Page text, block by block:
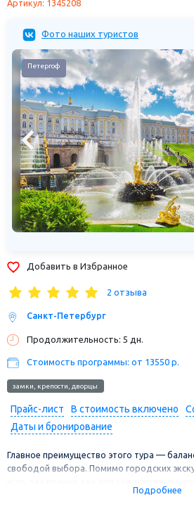
Артикул: 1345208
Фото наших туристов
Петергоф
Добавить в Избранное
2 отзыва
Санкт-Петербург
Продолжительность: 5 дн.
Стоимость программы: от 13550 р.
замки, крепости, дворцы
Прайс-лист В стоимость включено
Даты и бронирование
Главное преимущество этого тура —
свободой выбора. Помимо городских
выбора дополнительных экскурсий под
Подробнее